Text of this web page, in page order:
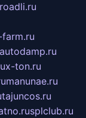
roadli.ru
autodamp.ru
x-ton.ru
manunae.ru
tajuncos.ru
splclub.ru